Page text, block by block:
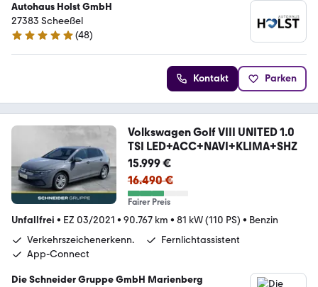
Autohaus Holst GmbH
27383 Scheeßel
5 Sterne
(48)
Kontakt Parken
Volkswagen Golf VIII UNITED 1.0
TSI LED+ACC+NAVI+KLIMA+SHZ
15.999 €
16.490 €
Fairer Preis
Unfallfrei • EZ 03/2021 • 90.767 km • 81 kW (110 PS) • Benzin
Verkehrszeichenerkenn.
Fernlichtassistent
App-Connect
Die Schneider Gruppe GmbH Marienberg